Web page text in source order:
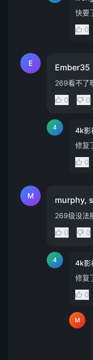
快要
0
E Ember35
269看不了
0
0
4 4k影
修复
0
M murphy,
269级没法
0
0
4 4k影
修复
0
M